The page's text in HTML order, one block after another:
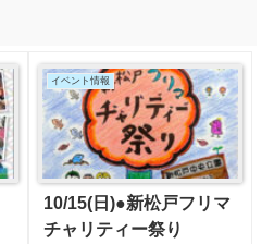
イベント情報
10/15(日)●新松戸フリマ
チャリティー祭り